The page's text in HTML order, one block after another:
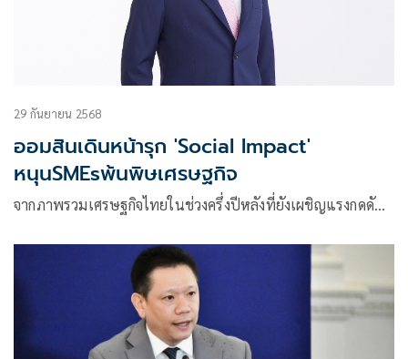
29 กันยายน 2568
ออมสินเดินหน้ารุก 'Social Impact'
หนุนSMEsพ้นพิษเศรษฐกิจ
จากภาพรวมเศรษฐกิจไทยในช่วงครึ่งปีหลังที่ยังเผชิญแรงกดดั…